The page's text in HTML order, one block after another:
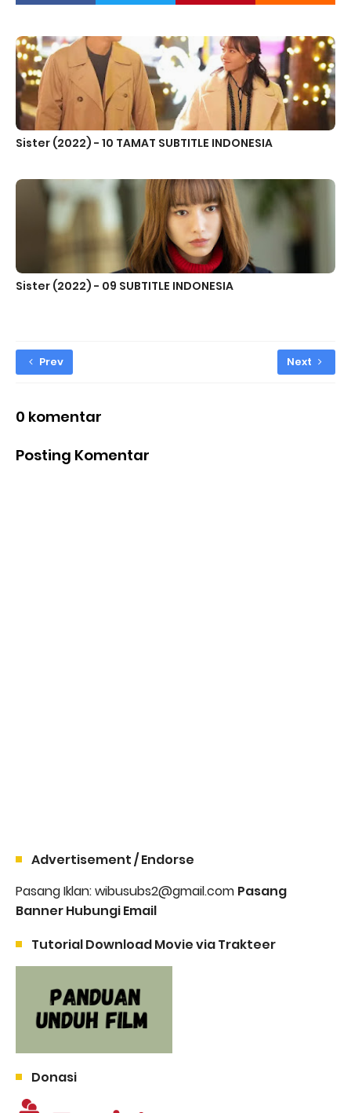
Sister (2022) - 10 TAMAT SUBTITLE INDONESIA
Sister (2022) - 09 SUBTITLE INDONESIA
Prev Next
0 komentar
Posting Komentar
Advertisement / Endorse
Pasang Iklan: wibusubs2@gmail.com Pasang
Banner Hubungi Email
Tutorial Download Movie via Trakteer
Donasi